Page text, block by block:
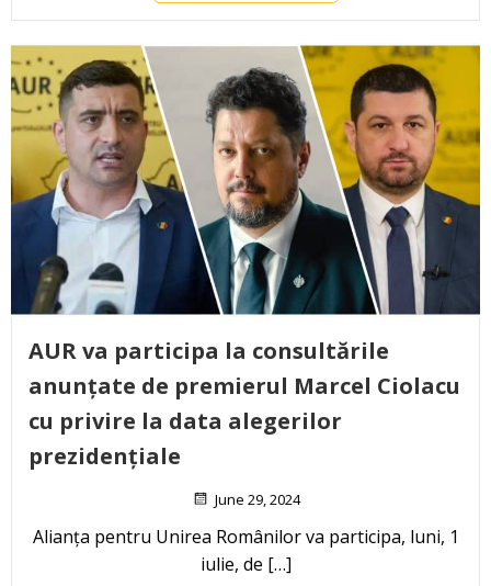
AUR va participa la consultările
anunțate de premierul Marcel Ciolacu
cu privire la data alegerilor
prezidențiale
June 29, 2024
Alianța pentru Unirea Românilor va participa, luni, 1
iulie, de […]